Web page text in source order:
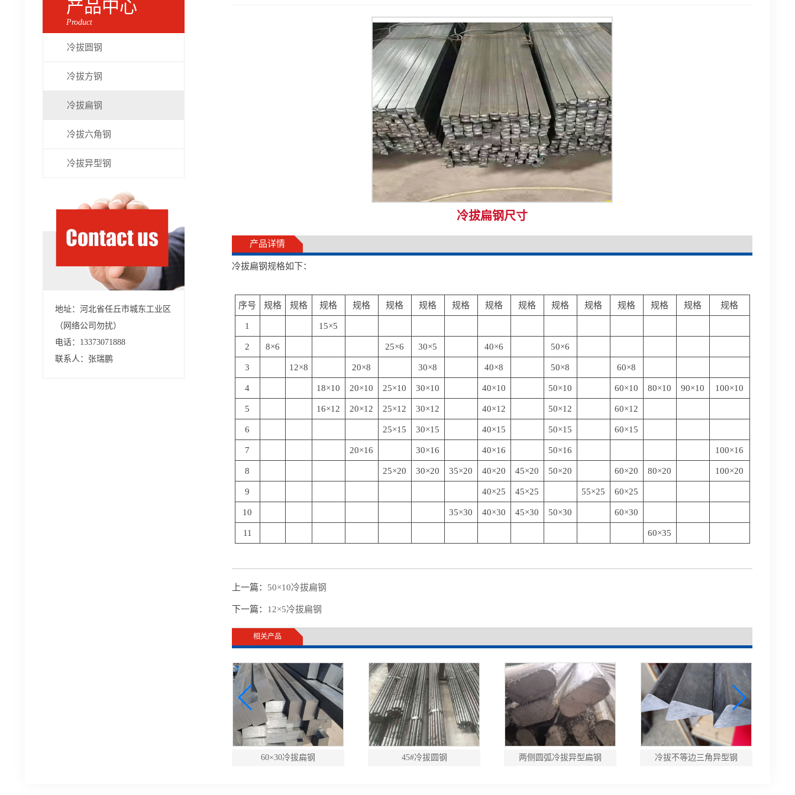
产品中心
Product
冷拔圆钢
冷拔方钢
冷拔扁钢
冷拔六角钢
冷拔异型钢
地址：河北省任丘市城东工业区
（网络公司勿扰）
电话：13373071888
联系人：张瑞鹏
冷拔扁钢尺寸
产品详情
冷拔扁钢规格如下：
序号 规格 规格 规格 规格 规格 规格 规格 规格 规格 规格 规格 规格 规格 规格 规格
1 15×5
2 8×6 25×6 30×5 40×6 50×6
3 12×8 20×8 30×8 40×8 50×8 60×8
4 18×10 20×10 25×10 30×10 40×10 50×10 60×10 80×10 90×10 100×10
5 16×12 20×12 25×12 30×12 40×12 50×12 60×12
6 25×15 30×15 40×15 50×15 60×15
7 20×16 30×16 40×16 50×16 100×16
8 25×20 30×20 35×20 40×20 45×20 50×20 60×20 80×20 100×20
9 40×25 45×25 55×25 60×25
10 35×30 40×30 45×30 50×30 60×30
11 60×35
上一篇： 50×10冷拔扁钢
下一篇： 12×5冷拔扁钢
相关产品
60×30冷拔扁钢 45#冷拔圆钢 两侧圆弧冷拔异型扁钢 冷拔不等边三角异型钢